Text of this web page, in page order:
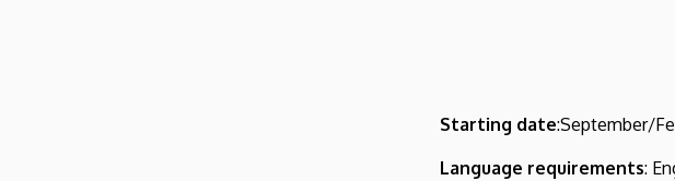
Starting date:September/
Language requirements: